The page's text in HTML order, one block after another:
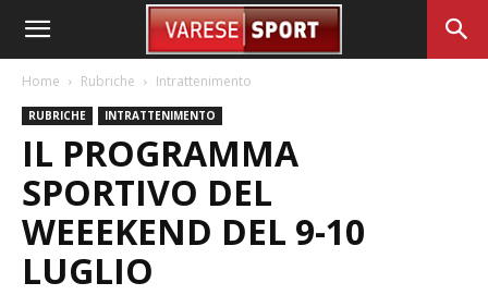
Home Rubriche Intrattenimento
RUBRICHE INTRATTENIMENTO
IL PROGRAMMA
SPORTIVO DEL
WEEEKEND DEL 9-10
LUGLIO